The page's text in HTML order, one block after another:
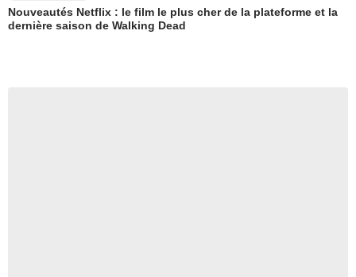
Nouveautés Netflix : le film le plus cher de la plateforme et la
dernière saison de Walking Dead